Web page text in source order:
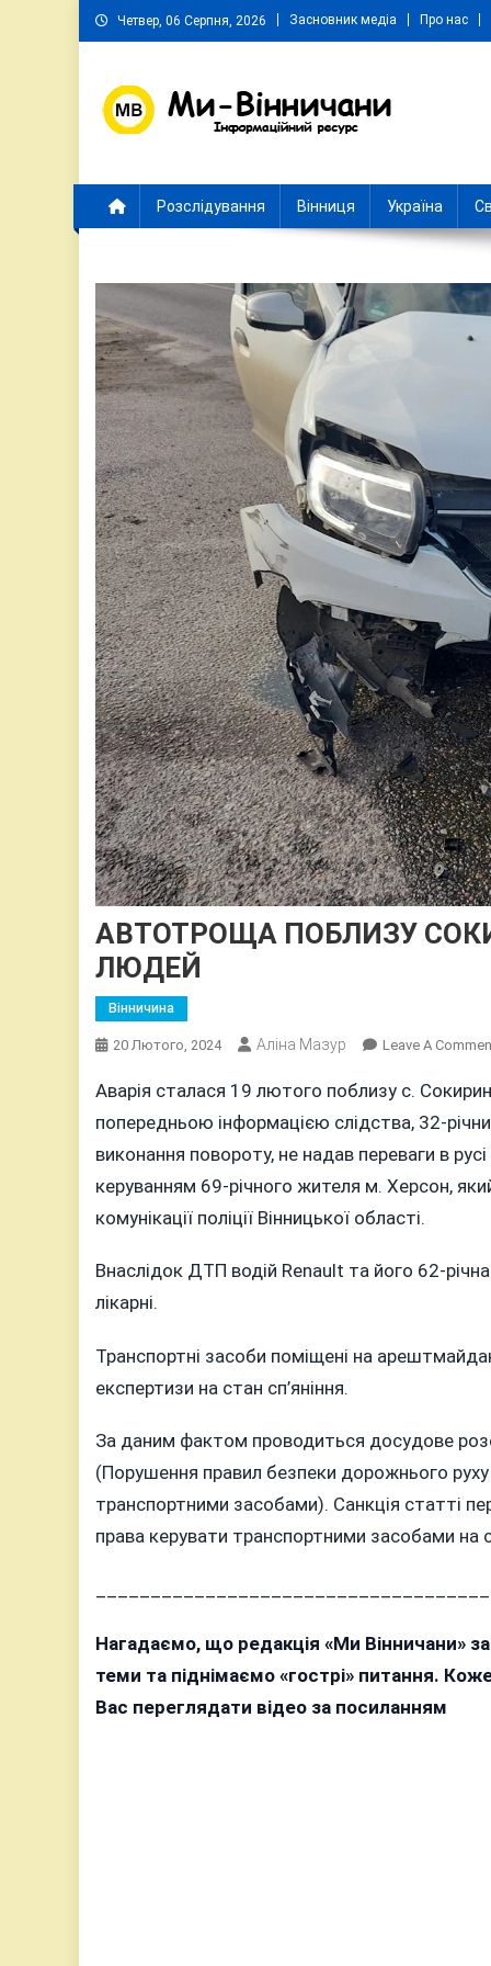
Skip
to
Четвер, 06 Серпня, 2026 Засновник медіа Про нас
Розслідування Вінниця Україна
АВТОТРОЩА ПОБЛИЗУ
ЛЮДЕЙ
Вінничина
20 Лютого, 2024 Аліна Мазур Leave A
Аварія сталася 19 лютого поблизу с.
попередньою інформацією слідства, 32-
виконання повороту, не надав переваги в
керуванням 69-річного жителя м. Херсон,
комунікації поліції Вінницької області.
Внаслідок ДТП водій Renault та його 62-
лікарні.
Транспортні засоби поміщені на
експертизи на стан сп’яніння.
За даним фактом проводиться досудове
(Порушення правил безпеки дорожнього
транспортними засобами). Санкція статті
права керувати транспортними засобами на
Нагадаємо, що редакція «Ми Вінничани»
теми та піднімаємо «гострі» питання.
Вас переглядати відео за посиланням